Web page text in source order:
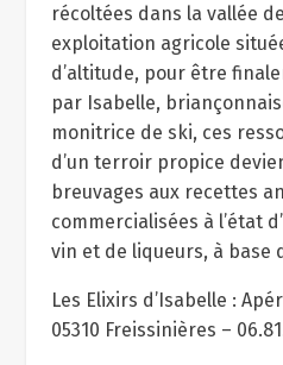
récoltées dans la vallée
exploitation agricole
d’altitude, pour être
par Isabelle,
monitrice de ski, ces
d’un terroir propice
breuvages aux recettes
commercialisées à l’état
vin et de liqueurs, à base
Les Elixirs d’Isabelle :
05310 Freissinières –